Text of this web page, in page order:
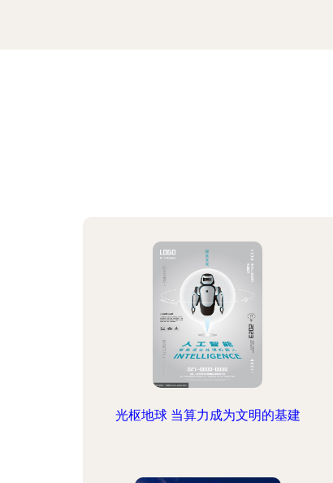
光枢地球 当算力成为文明的基建